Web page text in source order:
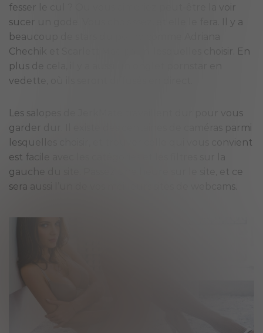
fesser le cul ? Ou vous aimeriez peut-être la voir
sucer un gode. Vous choisissez, et elle le fera. Il y a
beaucoup de stars du porno comme Adriana
Chechik et Scarlett Mae parmi lesquelles choisir. En
plus de cela, il y a aussi un onglet pornstar en
vedette, où ils seront diffusés en direct.
Les salopes de JerkMate travaillent dur pour vous
garder dur. Il existe des centaines de caméras parmi
lesquelles choisir, et trouver celle qui vous convient
est facile avec les catégories et les filtres sur la
gauche du site. Passez une heure sur le site, et ce
sera aussi l’un de vos meilleurs sites de webcams.